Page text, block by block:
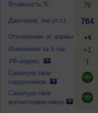
Влажность,%
Давление, мм рт.ст.
Отклонение от нормы
Изменение за 6 час
УФ-индекс
Самочувствие
сердечников
Самочувствие
магнитозависимых
79
764
+4
+1
1